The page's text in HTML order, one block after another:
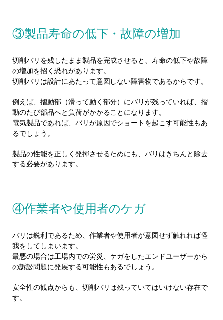
③製品寿命の低下・故障の増加
切削バリを残したまま製品を完成させると、寿命の低下や故障
の増加を招く恐れがあります。
切削バリは設計にあたって意図しない障害物であるからです。
例えば、摺動部（滑って動く部分）にバリが残っていれば、摺
動のたび部品へと負荷がかかることになります。
電気製品であれば、バリが原因でショートを起こす可能性もあ
るでしょう。
製品の性能を正しく発揮させるためにも、バリはきちんと除去
する必要があります。
④作業者や使用者のケガ
バリは鋭利であるため、作業者や使用者が意図せず触れれば怪
我をしてしまいます。
最悪の場合は工場内での労災、ケガをしたエンドユーザーから
の訴訟問題に発展する可能性もあるでしょう。
安全性の観点からも、切削バリは残っていてはいけない存在で
す。